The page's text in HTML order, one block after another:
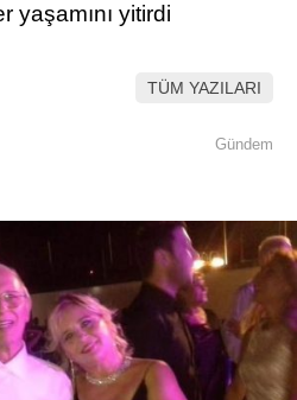
yaşamını yitirdi
TÜM YAZILARI
Gündem